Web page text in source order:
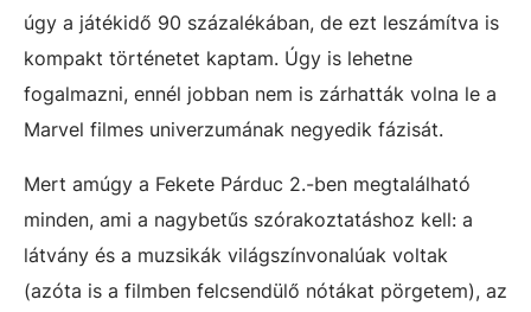
úgy a játékidő 90 százalékában, de ezt leszámítva is
kompakt történetet kaptam. Úgy is lehetne
fogalmazni, ennél jobban nem is zárhatták volna le a
Marvel filmes univerzumának negyedik fázisát.
Mert amúgy a Fekete Párduc 2.-ben megtalálható
minden, ami a nagybetűs szórakoztatáshoz kell: a
látvány és a muzsikák világszínvonalúak voltak
(azóta is a filmben felcsendülő nótákat pörgetem), az